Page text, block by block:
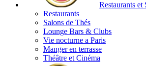
Restaurants et
Restaurants
Salons de Thés
Lounge Bars & Clubs
Vie nocturne a Paris
Manger en terrasse
Théâtre et Cinéma